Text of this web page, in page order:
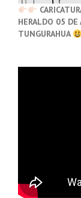
HERALDO 05
TUNGURAHUA